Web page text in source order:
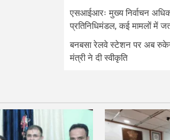
एसआईआरः मुख्य निर्वाचन
प्रतिनिधिमंडल, कई मामलों में
बनबसा रेलवे स्टेशन पर अब
मंत्री ने दी स्वीकृति